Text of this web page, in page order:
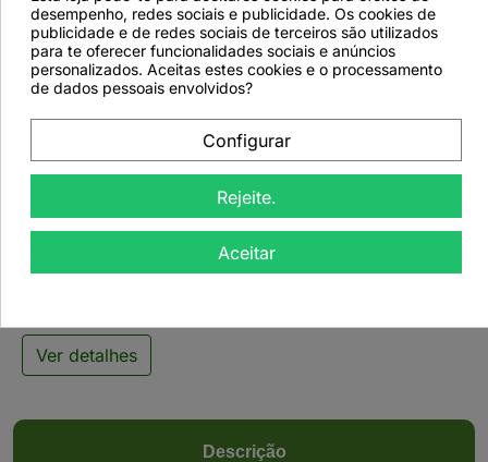

favorite_border
Chá Detox Premium -
Ver detalhes
Descrição
desempenho, redes sociais e publicidade. Os cookies de
publicidade e de redes sociais de terceiros são utilizados
para te oferecer funcionalidades sociais e anúncios
personalizados. Aceitas estes cookies e o processamento
de dados pessoais envolvidos?
Configurar
Rejeite.
Aceitar